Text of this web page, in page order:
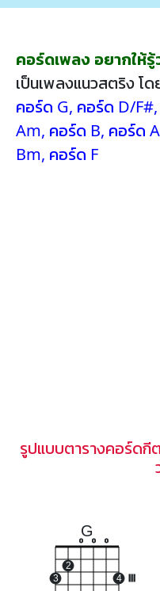
คอร์ดเพลง อยากให้รู้
เป็นเพลงแนวสตริง โ
คอร์ด G, คอร์ด D/F#,
Am, คอร์ด B, คอร์ด A
Bm, คอร์ด F
รูปแบบตารางคอร์ดกี
G
3
2
o o o
4